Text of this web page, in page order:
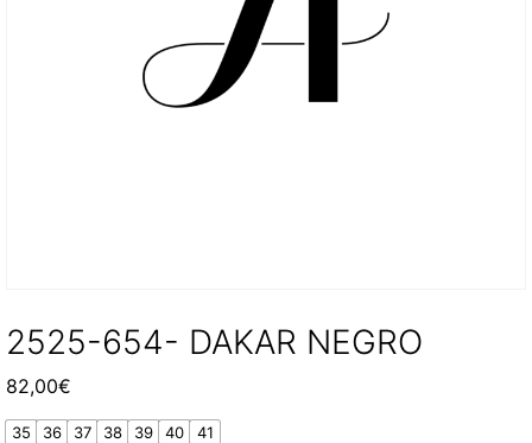
2525-654- DAKAR NEGRO
82,00€
35 36 37 38 39 40 41